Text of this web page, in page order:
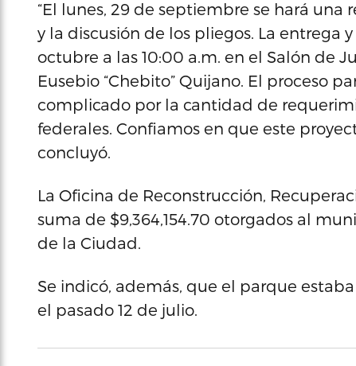
“El lunes, 29 de septiembre se hará
y la discusión de los pliegos. La entrega
octubre a las 10:00 a.m. en el Salón de
Eusebio “Chebito” Quijano. El proceso
complicado por la cantidad de
federales. Confiamos en que este
concluyó.
La Oficina de Reconstrucción,
suma de $9,364,154.70 otorgados al
de la Ciudad.
Se indicó, además, que el parque
el pasado 12 de julio.